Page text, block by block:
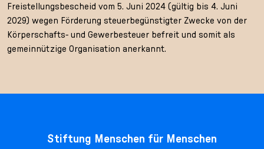
Freistellungsbescheid vom 5. Juni 2024 (gültig bis 4. Juni
2029) wegen Förderung steuerbegünstigter Zwecke von der
Körperschafts- und Gewerbesteuer befreit und somit als
gemeinnützige Organisation anerkannt.
Stiftung Menschen für Menschen